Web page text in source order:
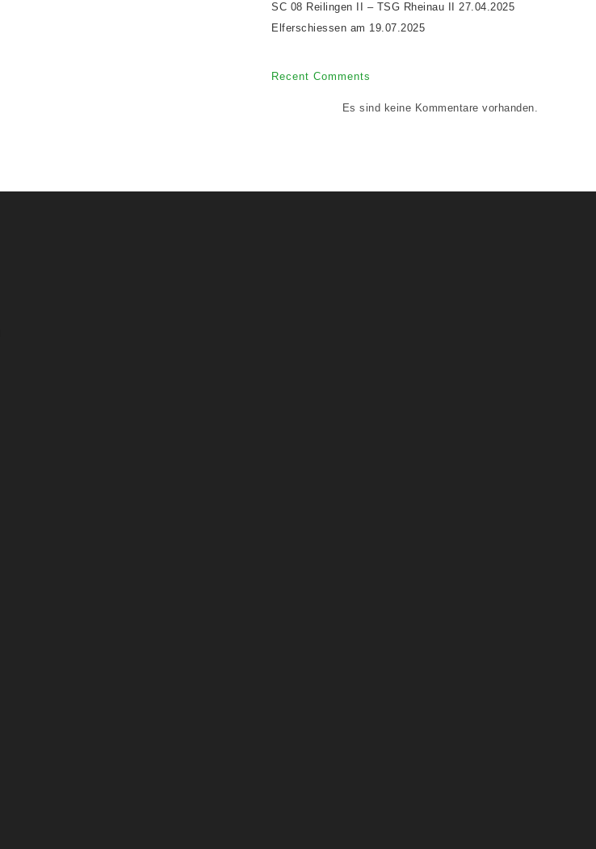
SC 08 Reilingen II – TSG Rheinau II 27.04.2025
Elferschiessen am 19.07.2025
Recent Comments
Es sind keine Kommentare vorhanden.